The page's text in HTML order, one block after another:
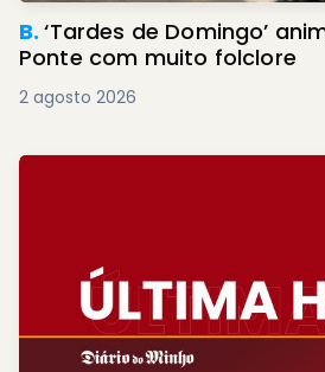
B.‘Tardes de Domingo’
Ponte com muito folclore
2 agosto 2026